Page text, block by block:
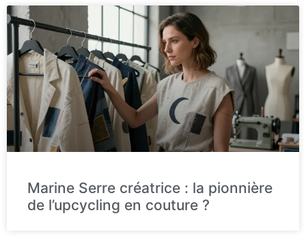
Marine Serre créatrice : la pionnière
de l’upcycling en couture ?